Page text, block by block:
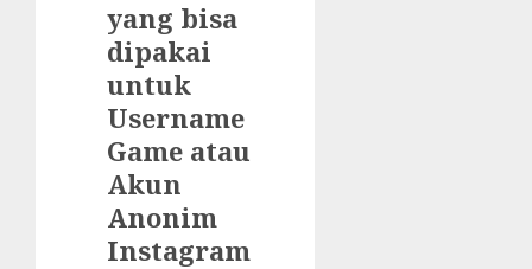
yang bisa
dipakai
untuk
Username
Game atau
Akun
Anonim
Instagram